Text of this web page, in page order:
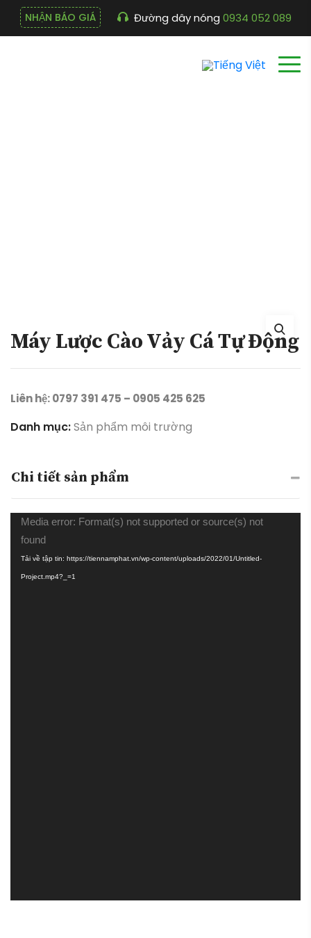
NHẬN BÁO GIÁ Đường dây nóng 0934 052 089
Máy Lược Cào Vảy Cá Tự Động
Liên hệ: 0797 391 475 – 0905 425 625
Danh mục:Sản phẩm môi trường
Chi tiết sản phẩm
Trình
chơi
Video
Media error: Format(s) not supported or source(s) not
found
Tải về tập tin: https://tiennamphat.vn/wp-content/uploads/2022/01/Untitled-
Project.mp4?_=1